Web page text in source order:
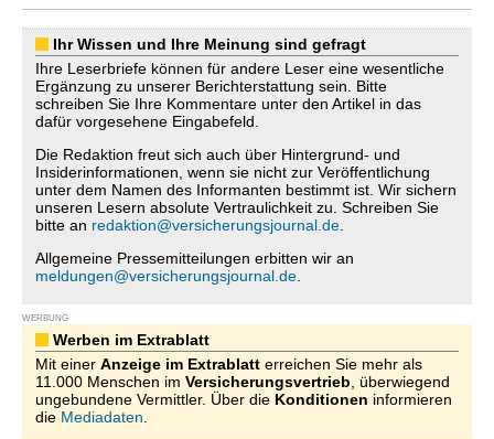
Ihr Wissen und Ihre Meinung sind gefragt
Ihre Leserbriefe können für andere Leser eine wesentliche
Ergänzung zu unserer Berichterstattung sein. Bitte
schreiben Sie Ihre Kommentare unter den Artikel in das
dafür vorgesehene Eingabefeld.
Die Redaktion freut sich auch über Hintergrund- und
Insiderinformationen, wenn sie nicht zur Veröffentlichung
unter dem Namen des Informanten bestimmt ist. Wir sichern
unseren Lesern absolute Vertraulichkeit zu. Schreiben Sie
bitte an redaktion@versicherungsjournal.de
Allgemeine Pressemitteilungen erbitten wir an
meldungen@versicherungsjournal.de
WERBUNG
Werben im Extrablatt
Mit einer Anzeige im Extrablatt erreichen Sie mehr als
11.000 Menschen im Versicherungsvertrieb , überwiegend
ungebundene Vermittler. Über die Konditionen informieren
die Mediadaten